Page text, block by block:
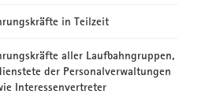
in Teilzeit
aller Laufbahngruppen,
der Personalverwaltungen
Interessenvertreter